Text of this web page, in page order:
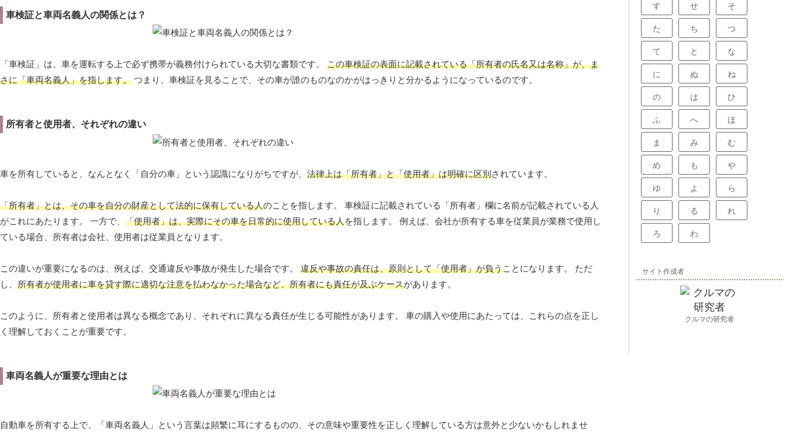
車検証と車両名義人の関係とは？
「車検証」は、車を運転する上で必ず携帯が義務付けられている大切な書類です。 この車検証の表面に記載されている「所有者の氏名又は名称」が、ま
さに「車両名義人」を指します。 つまり、車検証を見ることで、その車が誰のものなのかがはっきりと分かるようになっているのです。
所有者と使用者、それぞれの違い
車を所有していると、なんとなく「自分の車」という認識になりがちですが、 法律上は「所有者」と「使用者」は明確に区別されています。
「所有者」とは、その車を自分の財産として法的に保有している人のことを指します。 車検証に記載されている「所有者」欄に名前が記載されている人
がこれにあたります。 一方で、 「使用者」は、実際にその車を日常的に使用している人を指します。 例えば、会社が所有する車を従業員が業務で使用し
ている場合、所有者は会社、使用者は従業員となります。
この違いが重要になるのは、例えば、交通違反や事故が発生した場合です。 違反や事故の責任は、原則として「使用者」が負うことになります。 ただ
し、 所有者が使用者に車を貸す際に適切な注意を払わなかった場合など、所有者にも責任が及ぶケースがあります。
このように、所有者と使用者は異なる概念であり、それぞれに異なる責任が生じる可能性があります。 車の購入や使用にあたっては、これらの点を正し
く理解しておくことが重要です。
車両名義人が重要な理由とは
自動車を所有する上で、「車両名義人」という言葉は頻繁に耳にするものの、その意味や重要性を正しく理解している方は意外と少ないかもしれませ
す せ そ
た ち つ
て と な
に ぬ ね
の は ひ
ふ へ ほ
ま み む
め も や
ゆ よ ら
り る れ
ろ わ
サイト作成者
クルマの研究者